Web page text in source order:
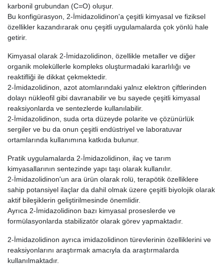
karbonil grubundan (C=O) oluşur.
Bu konfigürasyon, 2-İmidazolidinon'a çeşitli kimyasal ve fiziksel
özellikler kazandırarak onu çeşitli uygulamalarda çok yönlü hale
getirir.
Kimyasal olarak 2-İmidazolidinon, özellikle metaller ve diğer
organik moleküllerle kompleks oluşturmadaki kararlılığı ve
reaktifliği ile dikkat çekmektedir.
2-İmidazolidinon, azot atomlarındaki yalnız elektron çiftlerinden
dolayı nükleofil gibi davranabilir ve bu sayede çeşitli kimyasal
reaksiyonlarda ve sentezlerde kullanılabilir.
2-İmidazolidinon, suda orta düzeyde polarite ve çözünürlük
sergiler ve bu da onun çeşitli endüstriyel ve laboratuvar
ortamlarında kullanımına katkıda bulunur.
Pratik uygulamalarda 2-İmidazolidinon, ilaç ve tarım
kimyasallarının sentezinde yapı taşı olarak kullanılır.
2-İmidazolidinon'un ara ürün olarak rolü, terapötik özelliklere
sahip potansiyel ilaçlar da dahil olmak üzere çeşitli biyolojik olarak
aktif bileşiklerin geliştirilmesinde önemlidir.
Ayrıca 2-İmidazolidinon bazı kimyasal proseslerde ve
formülasyonlarda stabilizatör olarak görev yapmaktadır.
2-İmidazolidinon ayrıca imidazolidinon türevlerinin özelliklerini ve
reaksiyonlarını araştırmak amacıyla da araştırmalarda
kullanılmaktadır.